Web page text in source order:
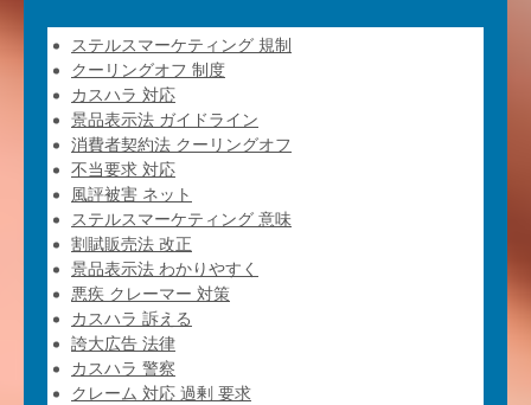
ステルスマーケティング 規制
クーリングオフ 制度
カスハラ 対応
景品表示法 ガイドライン
消費者契約法 クーリングオフ
不当要求 対応
風評被害 ネット
ステルスマーケティング 意味
割賦販売法 改正
景品表示法 わかりやすく
悪疾 クレーマー 対策
カスハラ 訴える
誇大広告 法律
カスハラ 警察
クレーム 対応 過剰 要求